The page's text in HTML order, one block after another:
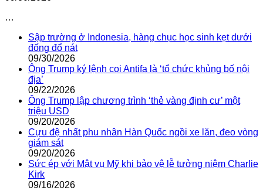
…
Sập trường ở Indonesia, hàng chục học sinh kẹt dưới
đống đổ nát
09/30/2026
Ông Trump ký lệnh coi Antifa là ‘tổ chức khủng bố nội
địa’
09/22/2026
Ông Trump lập chương trình ‘thẻ vàng định cư’ một
triệu USD
09/20/2026
Cựu đệ nhất phu nhân Hàn Quốc ngồi xe lăn, đeo vòng
giám sát
09/20/2026
Sức ép với Mật vụ Mỹ khi bảo vệ lễ tưởng niệm Charlie
Kirk
09/16/2026